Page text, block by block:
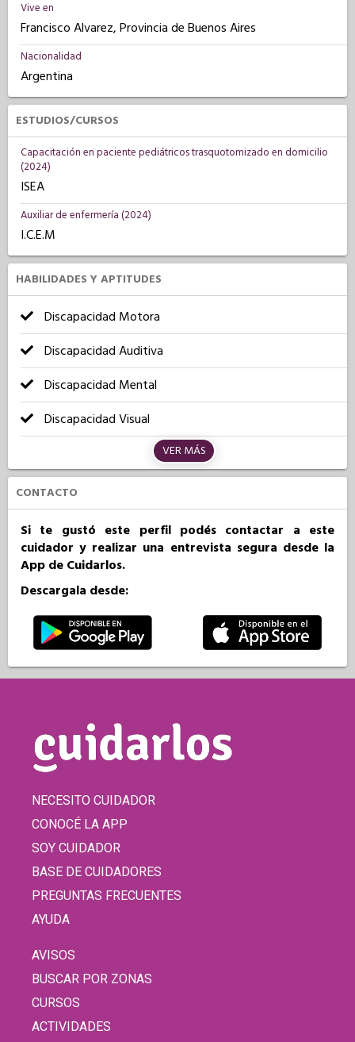
Vive en
Francisco Alvarez, Provincia de Buenos Aires
Nacionalidad
Argentina
ESTUDIOS/CURSOS
Capacitación en paciente pediátricos trasquotomizado en domicilio
(2024)
ISEA
Auxiliar de enfermería (2024)
I.C.E.M
HABILIDADES Y APTITUDES
Discapacidad Motora
Discapacidad Auditiva
Discapacidad Mental
Discapacidad Visual
VER MÁS
CONTACTO
Si te gustó este perfil podés contactar a este
cuidador y realizar una entrevista segura desde la
App de Cuidarlos.
Descargala desde:
NECESITO CUIDADOR
CONOCÉ LA APP
SOY CUIDADOR
BASE DE CUIDADORES
PREGUNTAS FRECUENTES
AYUDA
AVISOS
BUSCAR POR ZONAS
CURSOS
ACTIVIDADES